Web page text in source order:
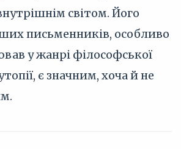
світом. Його
письменників, особливо
у жанрі філософської
є значним, хоча й не